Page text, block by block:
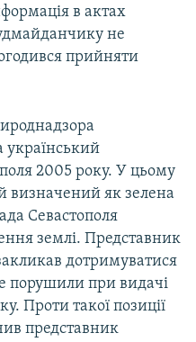
в актах
не
прийняти
український
2005 року. У цьому
визначений як зелена
Севастополя
землі. Представник
дотримуватися
порушили при видачі
Проти такої позиції
представник